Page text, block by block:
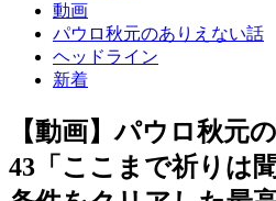
動画
パウロ秋元のありえない話
ヘッドライン
新着
【動画】パウロ秋元
43「ここまで祈りは